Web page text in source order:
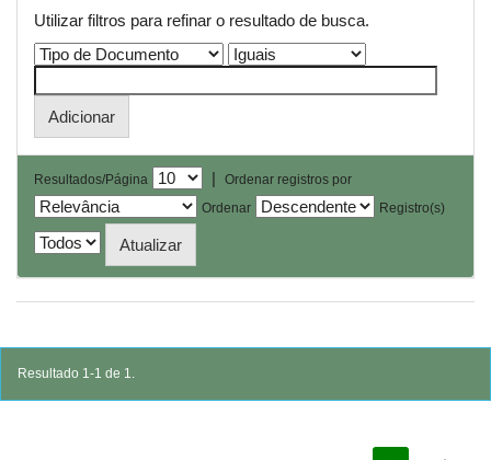
Utilizar filtros para refinar o resultado de busca.
Resultados/Página |
Ordenar registros por
Ordenar
Registro(s)
Resultado 1-1 de 1.